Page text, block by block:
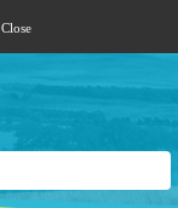
Close